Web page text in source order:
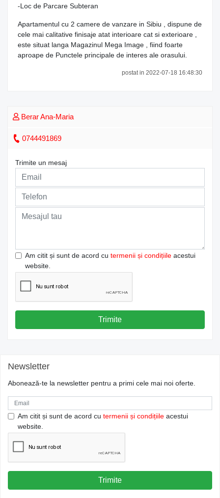
-Loc de Parcare Subteran
Apartamentul cu 2 camere de vanzare in Sibiu , dispune de
cele mai calitative finisaje atat interioare cat si exterioare ,
este situat langa Magazinul Mega Image , fiind foarte
aproape de Punctele principale de interes ale orasului.
postat in 2022-07-18 16:48:30
Berar Ana-Maria
0744491869
Trimite un mesaj
Am citit și sunt de acord cu termenii și condițiile acestui
website.
Trimite
Newsletter
Abonează-te la newsletter pentru a primi cele mai noi oferte.
Am citit și sunt de acord cu termenii și condițiile acestui
website.
Trimite